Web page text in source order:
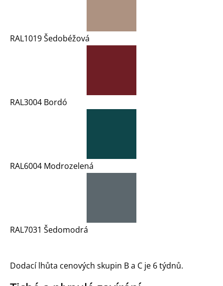
RAL1019 Šedobéžová
RAL3004 Bordó
RAL6004 Modrozelená
RAL7031 Šedomodrá
Dodací lhůta cenových skupin B a C je 6 týdnů.